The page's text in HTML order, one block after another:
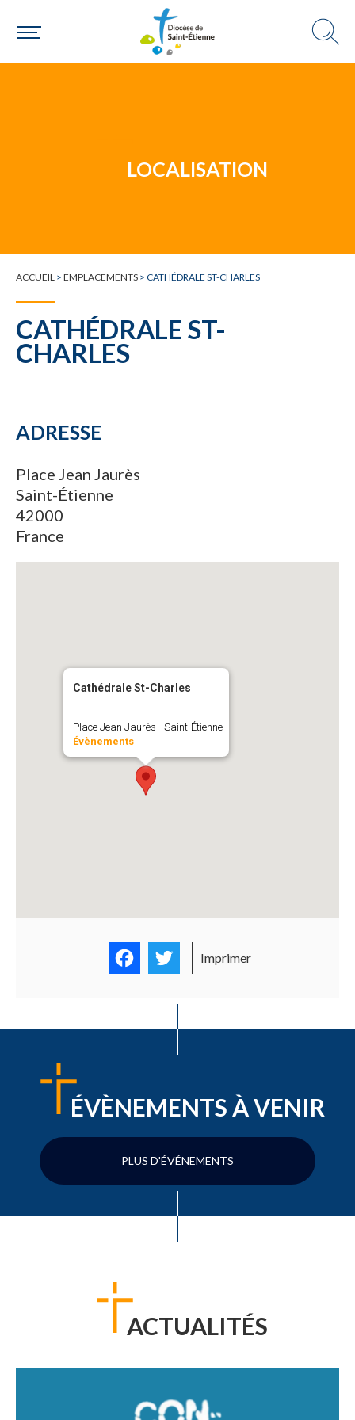
LOCALISATION
ACCUEIL > EMPLACEMENTS > CATHÉDRALE ST-CHARLES
CATHÉDRALE ST-
CHARLES
ADRESSE
Place Jean Jaurès
Saint-Étienne
42000
France
Cathédrale St-Charles
Place Jean Jaurès - Saint-Étienne
Évènements
FacebookTwitter
Imprimer
ÉVÈNEMENTS À VENIR
PLUS D'ÉVÉNEMENTS
ACTUALITÉS